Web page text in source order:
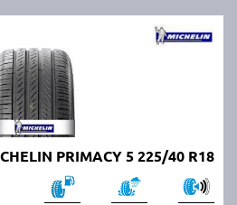
PRIMACY 5 225/40 R18